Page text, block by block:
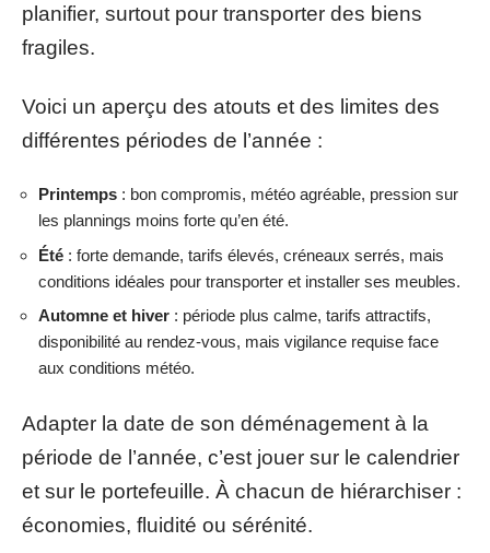
planifier, surtout pour transporter des biens
fragiles.
Voici un aperçu des atouts et des limites des
différentes périodes de l’année :
Printemps : bon compromis, météo agréable, pression sur
les plannings moins forte qu’en été.
Été : forte demande, tarifs élevés, créneaux serrés, mais
conditions idéales pour transporter et installer ses meubles.
Automne et hiver : période plus calme, tarifs attractifs,
disponibilité au rendez-vous, mais vigilance requise face
aux conditions météo.
Adapter la date de son déménagement à la
période de l’année, c’est jouer sur le calendrier
et sur le portefeuille. À chacun de hiérarchiser :
économies, fluidité ou sérénité.